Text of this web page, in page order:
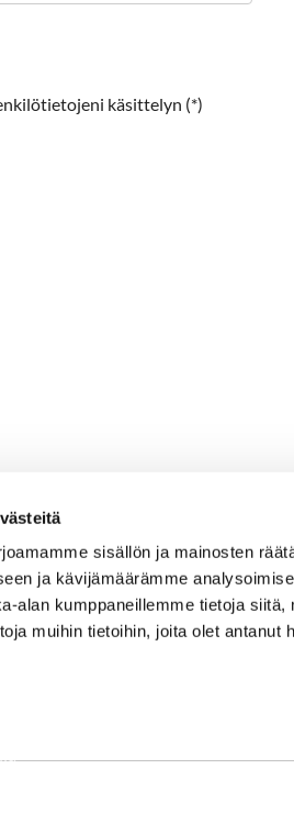
sisällön ja mainosten
ja kävijämäärämme
alan kumppaneillemme tietoja
muihin tietoihin, joita olet antanut
käsittelyn (*)